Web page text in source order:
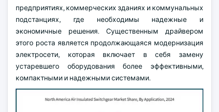
предприятиях, коммерческих зданиях и коммунальных
подстанциях, где необходимы надежные и
экономичные решения. Существенным драйвером
этого роста является продолжающаяся модернизация
электросети, которая включает в себя замену
устаревшего оборудования более эффективными,
компактными и надежными системами.